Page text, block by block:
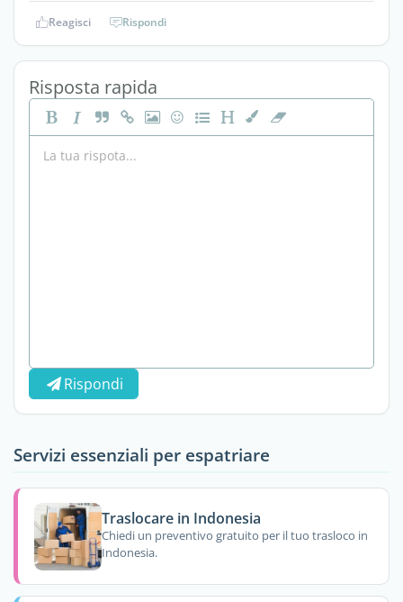
Reagisci Rispondi
Risposta rapida
Rispondi
Servizi essenziali per espatriare
Traslocare in Indonesia
Chiedi un preventivo gratuito per il tuo trasloco in
Indonesia.